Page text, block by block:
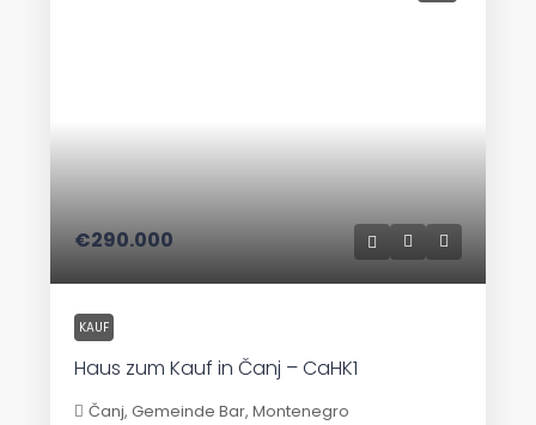
€290.000
KAUF
Haus zum Kauf in Čanj – CaHK1
Čanj, Gemeinde Bar, Montenegro